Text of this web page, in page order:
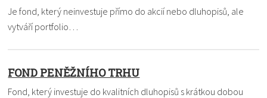
Je fond, který neinvestuje přímo do akcií nebo dluhopisů, ale
vytváří portfolio…
FOND PENĚŽNÍHO TRHU
Fond, který investuje do kvalitních dluhopisů s krátkou dobou